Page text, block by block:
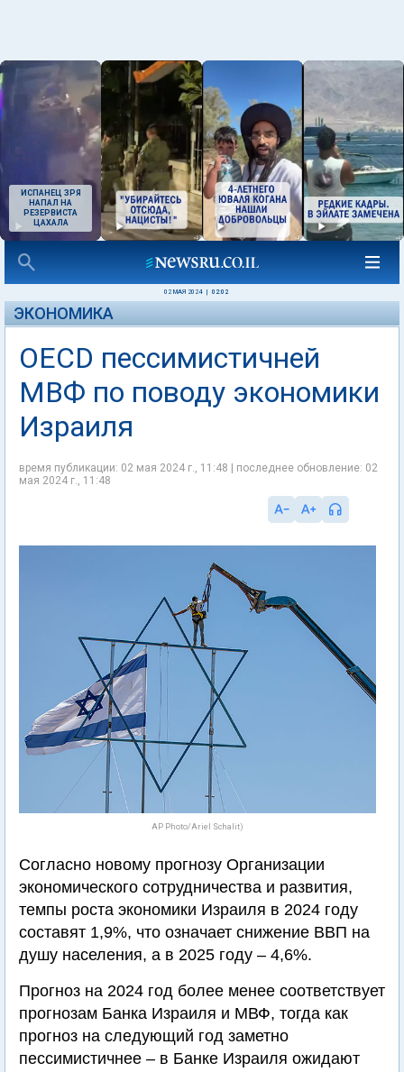
ИСПАНЕЦ ЗРЯ
НАПАЛ НА
РЕЗЕРВИСТА
ЦАХАЛА
02 МАЯ 2024 02:02
ЭКОНОМИКА
OECD пессимистичней
МВФ по поводу экономики
Израиля
время публикации: 02 мая 2024 г., 11:48 | последнее обновление: 02
мая 2024 г., 11:48
AP Photo/Ariel Schalit)
Согласно новому прогнозу Организации
экономического сотрудничества и развития,
темпы роста экономики Израиля в 2024 году
составят 1,9%, что означает снижение ВВП на
душу населения, а в 2025 году – 4,6%.
Прогноз на 2024 год более менее соответствует
прогнозам Банка Израиля и МВФ, тогда как
прогноз на следующий год заметно
пессимистичнее – в Банке Израиля ожидают